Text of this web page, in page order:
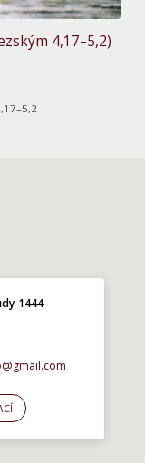
4,17–5,2)
1444